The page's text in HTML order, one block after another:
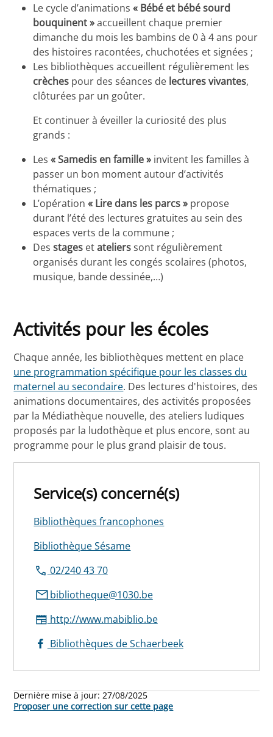
Le cycle d’animations« Bébé et bébé sourd
bouquinent »accueillent chaque premier
dimanche du mois les bambins de 0 à 4 ans pour
des histoires racontées, chuchotées et signées ;
Les bibliothèques accueillent régulièrement les
crèches pour des séances de lectures vivantes,
clôturées par un goûter.
Et continuer à éveiller la curiosité des plus
grands :
Les« Samedis en famille » invitent les familles à
passer un bon moment autour d’activités
thématiques ;
L’opération« Lire dans les parcs » propose
durant l’été des lectures gratuites au sein des
espaces verts de la commune ;
Desstages etatelierssont régulièrement
organisés durant les congés scolaires (photos,
musique, bande dessinée,…)
Activités pour les écoles
Chaque année, les bibliothèques mettent en place
une programmation spécifique pour les classes du
maternel au secondaire. Des lectures d'histoires, des
animations documentaires, des activités proposées
par la Médiathèque nouvelle, des ateliers ludiques
proposés par la ludothèque et plus encore, sont au
programme pour le plus grand plaisir de tous.
Service(s) concerné(s)
Bibliothèques francophones
Bibliothèque Sésame
02/240 43 70
bibliotheque@1030.be
http://www.mabiblio.be
Bibliothèques de Schaerbeek
Dernière mise à jour:27/08/2025
Proposer une correction sur cette page